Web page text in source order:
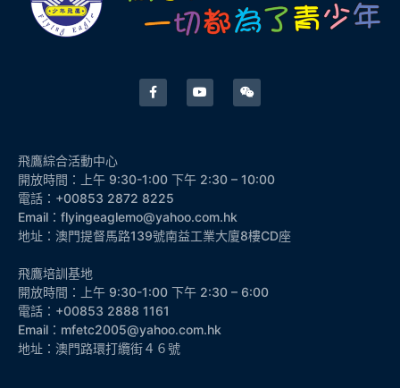
飛鷹綜合活動中心
開放時間：上午 9:30-1:00 下午 2:30 – 10:00
電話：+00853 2872 8225
Email：flyingeaglemo@yahoo.com.hk
地址：澳門提督馬路139號南益工業大廈8樓CD座
飛鷹培訓基地
開放時間：上午 9:30-1:00 下午 2:30 – 6:00
電話：+00853 2888 1161
Email：mfetc2005@yahoo.com.hk
地址：澳門路環打纜街４６號